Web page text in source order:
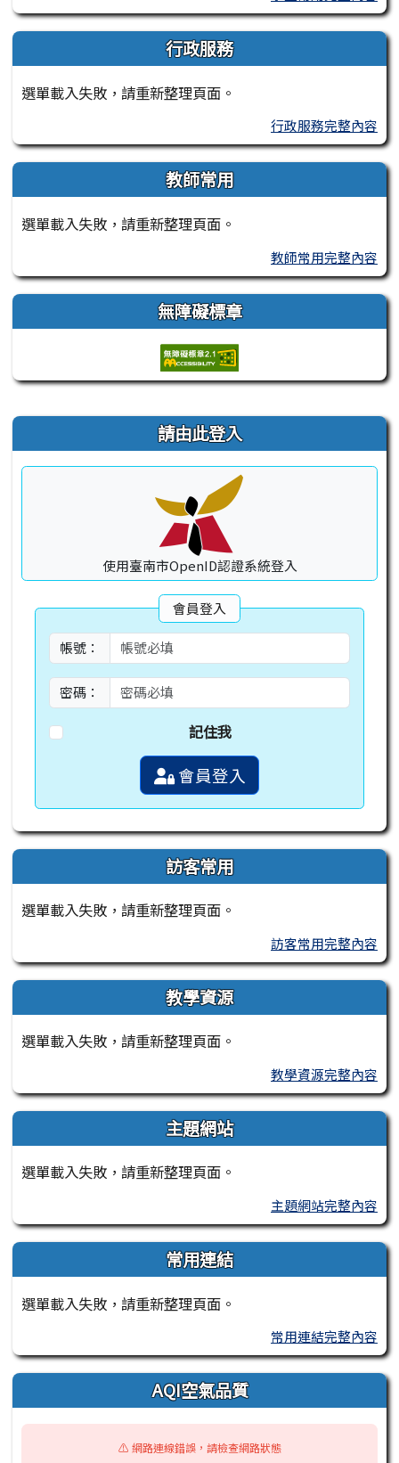
行政服務
選單載入失敗，請重新整理頁面。
行政服務完整內容
教師常用
選單載入失敗，請重新整理頁面。
教師常用完整內容
無障礙標章
右邊區域內容 請由此登入
使用臺南市OpenID認證系統登入
會員登入
帳號：
密碼：
記住我
會員登入
訪客常用
選單載入失敗，請重新整理頁面。
訪客常用完整內容
教學資源
選單載入失敗，請重新整理頁面。
教學資源完整內容
主題網站
選單載入失敗，請重新整理頁面。
主題網站完整內容
常用連結
選單載入失敗，請重新整理頁面。
常用連結完整內容
AQI空氣品質
⚠️ 網路連線錯誤，請檢查網路狀態